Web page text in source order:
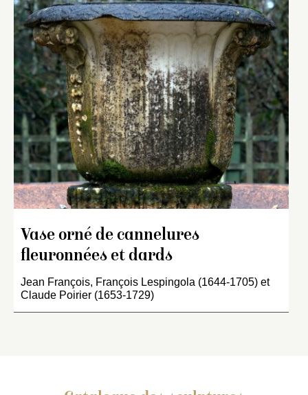
Vase orné de cannelures
fleuronnées et dards
Jean François, François Lespingola (1644-1705) et
Claude Poirier (1653-1729)